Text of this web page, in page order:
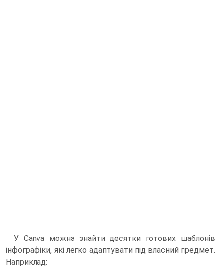
У Canva можна знайти десятки готових шаблонів
інфографіки, які легко адаптувати під власний предмет.
Наприклад: